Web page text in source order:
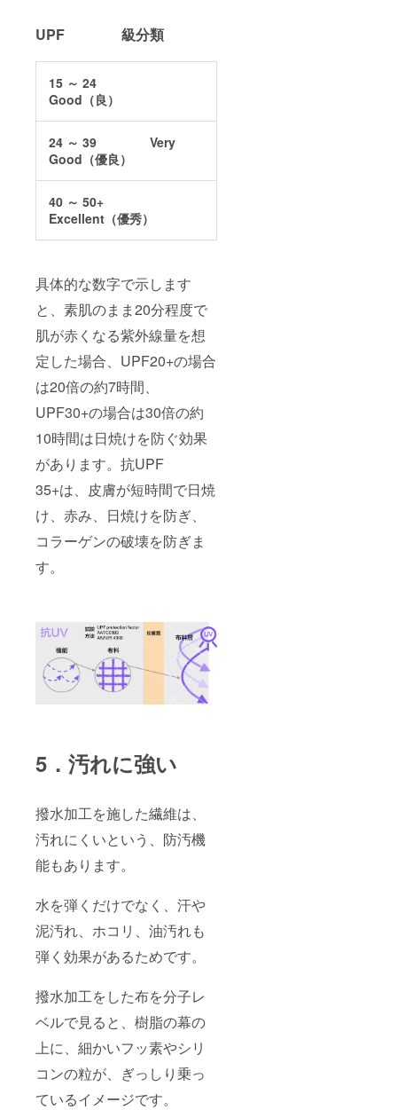
UPF 級分類
15 ～ 24
Good（良）
24 ～ 39
Very
Good（優良）
40 ～ 50+
Excellent（優秀）
具体的な数字で示します
と、素肌のまま20分程度で
肌が赤くなる紫外線量を想
定した場合、UPF20+の場合
は20倍の約7時間、
UPF30+の場合は30倍の約
10時間は日焼けを防ぐ効果
があります。抗UPF
35+は、皮膚が短時間で日焼
け、赤み、日焼けを防ぎ、
コラーゲンの破壊を防ぎま
す。
5．汚れに強い
撥水加工を施した繊維は、
汚れにくいという、防汚機
能もあります。
水を弾くだけでなく、汗や
泥汚れ、ホコリ、油汚れも
弾く効果があるためです。
撥水加工をした布を分子レ
ベルで見ると、樹脂の幕の
上に、細かいフッ素やシリ
コンの粒が、ぎっしり乗っ
ているイメージです。